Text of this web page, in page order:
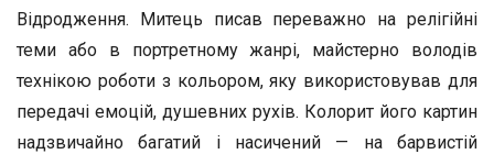
Відродження. Митець писав переважно на релігійні
теми або в портретному жанрі, майстерно володів
технікою роботи з кольором, яку використовував для
передачі емоцій, душевних рухів. Колорит його картин
надзвичайно багатий і насичений — на барвистій